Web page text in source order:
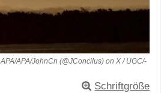
APA/APA/JohnCn (@JConcilus) on X / UGC/-
Schriftgröße